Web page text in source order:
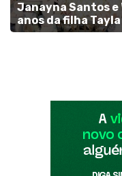
Janayna Santos e
anos da filha